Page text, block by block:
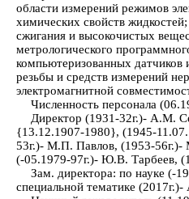
области измерений режимов
химических свойств
сжигания и высокочистых
метрологического
компьютеризованных датчиков
резьбы и средств измерений
электромагнитной
Численность персонала
Директор (1931-32г.)- А.М.
{13.12.1907-1980}, (1945-
53г.)- М.П. Павлов, (1953-
(-05.1979-97г.)- Ю.В. Тарбеев,
Зам. директора: по науке (-
специальной тематике